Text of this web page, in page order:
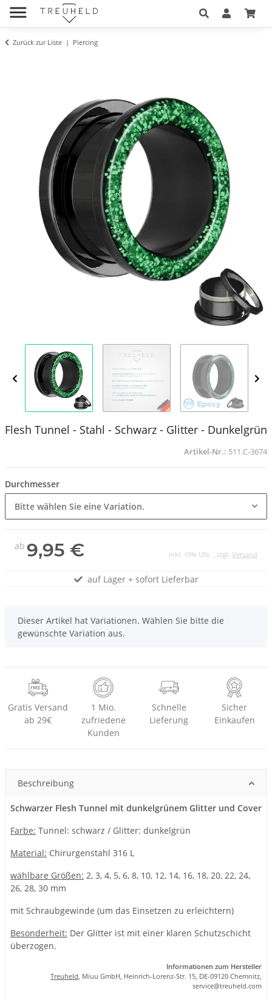
Zurück zur Liste Piercing
Flesh Tunnel - Stahl - Schwarz - Glitter - Dunkelgrün
Artikel-Nr.: 511.C-3674
Durchmesser
Bitte wählen Sie eine Variation.
ab 9,95 € inkl. 19% USt. , zzgl. Versand
auf Lager + sofort Lieferbar
x
Dieser Artikel hat Variationen. Wählen Sie bitte die
gewünschte Variation aus.
Gratis Versand
ab 29€
1 Mio.
zufriedene
Kunden
Schnelle
Lieferung
Sicher
Einkaufen
Beschreibung
Schwarzer Flesh Tunnel mit dunkelgrünem Glitter und Cover
Farbe: Tunnel: schwarz / Glitter: dunkelgrün
Material: Chirurgenstahl 316 L
wählbare Größen: 2, 3, 4, 5, 6, 8, 10, 12, 14, 16, 18, 20, 22, 24,
26, 28, 30 mm
mit Schraubgewinde (um das Einsetzen zu erleichtern)
Besonderheit: Der Glitter ist mit einer klaren Schutzschicht
überzogen.
Informationen zum Hersteller
Treuheld, Miuu GmbH, Heinrich-Lorenz-Str. 15, DE-09120 Chemnitz,
service@treuheld.com